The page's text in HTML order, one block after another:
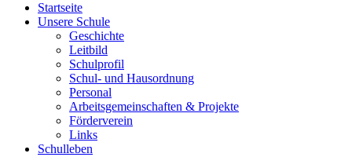
Startseite
Unsere Schule
Geschichte
Leitbild
Schulprofil
Schul- und Hausordnung
Personal
Arbeitsgemeinschaften & Projekte
Förderverein
Links
Schulleben